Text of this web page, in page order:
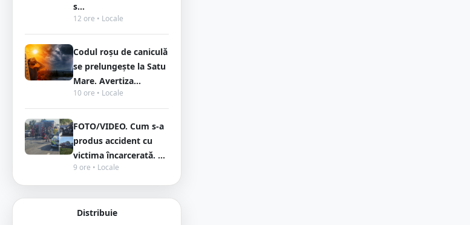
s...
12 ore • Locale
Codul roșu de caniculă
se prelungește la Satu
Mare. Avertiza...
10 ore • Locale
FOTO/VIDEO. Cum s-a
produs accident cu
victima încarcerată. ...
9 ore • Locale
Distribuie